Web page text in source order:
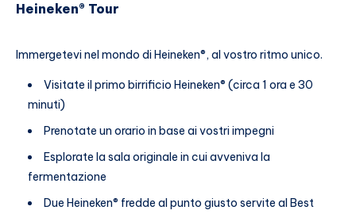
Heineken® Tour
Immergetevi nel mondo di Heineken®, al vostro ritmo unico.
Visitate il primo birrificio Heineken® (circa 1 ora e 30
minuti)
Prenotate un orario in base ai vostri impegni
Esplorate la sala originale in cui avveniva la
fermentazione
Due Heineken® fredde al punto giusto servite al Best